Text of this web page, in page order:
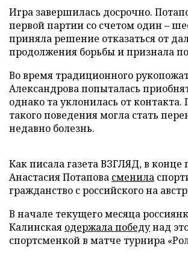
Игра завершилась досрочно.
первой партии со счетом один –
приняла решение отказаться от
продолжения борьбы и признала
Во время традиционного
Александрова попыталась
однако та уклонилась от
такого поведения могла стать
недавно болезнь.
Как писала газета ВЗГЛЯД, в конце
Анастасия Потапова сменила
гражданство с российского на
В начале текущего месяца
Калинская одержала победунад
спортсменкой в матче турнира